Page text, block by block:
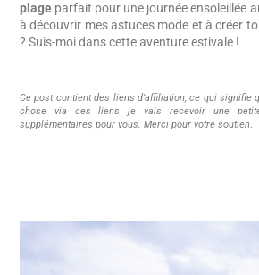
plage parfait pour une journée ensoleillée
à découvrir mes astuces mode et à créer
? Suis-moi dans cette aventure estivale !
Ce post contient des liens d’affiliation, ce qui signifie
chose via ces liens je vais recevoir une
supplémentaires pour vous. Merci pour votre soutien.